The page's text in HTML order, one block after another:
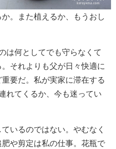
。また植えるか、もうおし
は何としてでも守らなくて
それよりも父が日々快適に
要だ。私が実家に滞在する
れてくるか、今も迷ってい
いるのではない。やむなく
や剪定は私の仕事。花瓶で